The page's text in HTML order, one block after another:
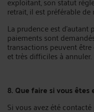
retrait, il est préférable de
La prudence est
paiements sont
transactions peuvent
et très difficiles à annuler.
8. Que faire si vous
Si vous avez été